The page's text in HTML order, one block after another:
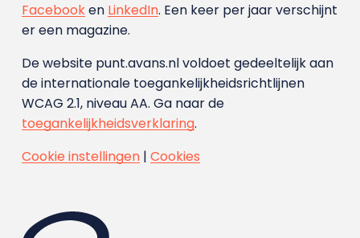
Facebooken LinkedIn. Een keer per jaar verschijnt
er een magazine.
De website punt.avans.nl voldoet gedeeltelijk aan
de internationale toegankelijkheidsrichtlijnen
WCAG 2.1, niveau AA. Ga naar de
toegankelijkheidsverklaring.
Cookie instellingen| Cookies